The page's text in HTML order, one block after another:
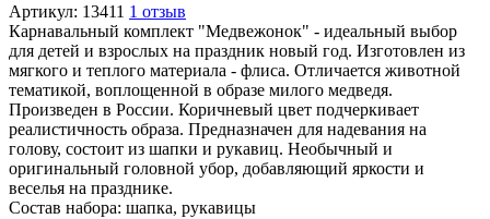
Артикул: 13411 1 отзыв
Карнавальный комплект "Медвежонок" - идеальный выбор
для детей и взрослых на праздник новый год. Изготовлен из
мягкого и теплого материала - флиса. Отличается животной
тематикой, воплощенной в образе милого медведя.
Произведен в России. Коричневый цвет подчеркивает
реалистичность образа. Предназначен для надевания на
голову, состоит из шапки и рукавиц. Необычный и
оригинальный головной убор, добавляющий яркости и
веселья на празднике.
Состав набора: шапка, рукавицы